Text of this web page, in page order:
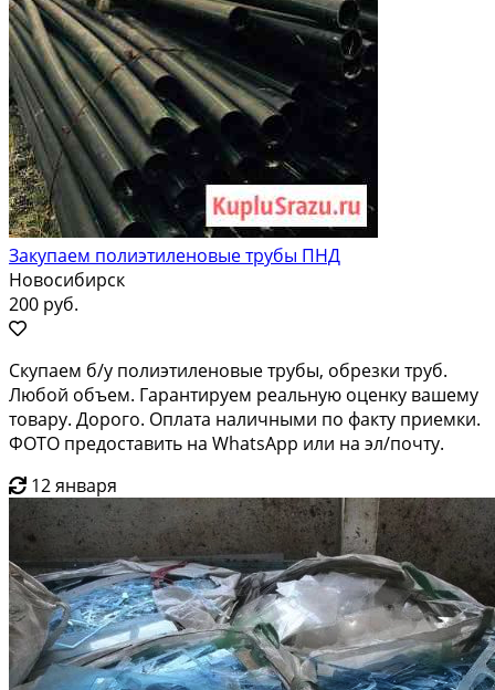
Закупаем полиэтиленовые трубы ПНД
Новосибирск
200 руб.
Скупаем б/у полиэтиленовые трубы, обрезки труб.
Любой объем. Гарантируем реальную оценку вашему
товару. Дорого. Оплата наличными по факту приемки.
ФОТО предоставить на WhatsApp или на эл/почту.
12 января